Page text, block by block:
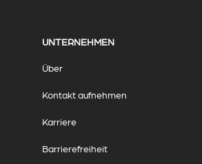
UNTERNEHMEN
Über
Kontakt aufnehmen
Karriere
Barrierefreiheit